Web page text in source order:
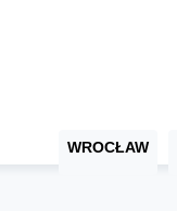
WROCŁAW